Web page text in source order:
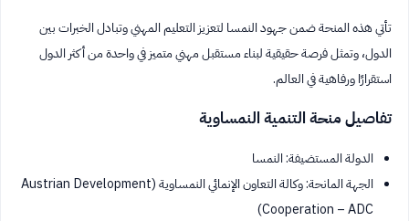
تأتي هذه المنحة ضمن جهود النمسا لتعزيز التعليم المهني وتبادل الخبرات بين
الدول، وتمثل فرصة حقيقية لبناء مستقبل مهني متميز في واحدة من أكثر الدول
استقرارًا ورفاهية في العالم.
تفاصيل منحة التنمية النمساوية
الدولة المستضيفة: النمسا
الجهة المانحة: وكالة التعاون الإنمائي النمساوية (Austrian Development
Cooperation – ADC)